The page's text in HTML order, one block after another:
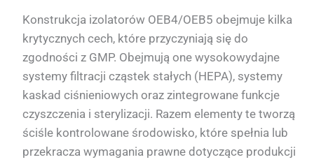
Konstrukcja izolatorów OEB4/OEB5 obejmuje kilka
krytycznych cech, które przyczyniają się do
zgodności z GMP. Obejmują one wysokowydajne
systemy filtracji cząstek stałych (HEPA), systemy
kaskad ciśnieniowych oraz zintegrowane funkcje
czyszczenia i sterylizacji. Razem elementy te tworzą
ściśle kontrolowane środowisko, które spełnia lub
przekracza wymagania prawne dotyczące produkcji